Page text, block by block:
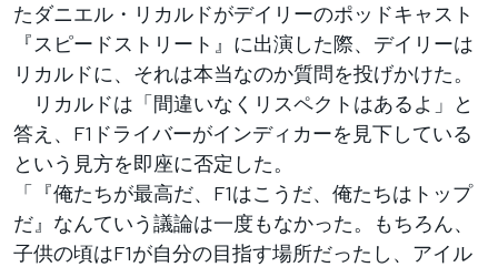
たダニエル・リカルドがデイリーのポッドキャスト
『スピードストリート』に出演した際、デイリーは
リカルドに、それは本当なのか質問を投げかけた。
リカルドは「間違いなくリスペクトはあるよ」と
答え、F1ドライバーがインディカーを見下している
という見方を即座に否定した。
「『俺たちが最高だ、F1はこうだ、俺たちはトップ
だ』なんていう議論は一度もなかった。もちろん、
子供の頃はF1が自分の目指す場所だったし、アイル